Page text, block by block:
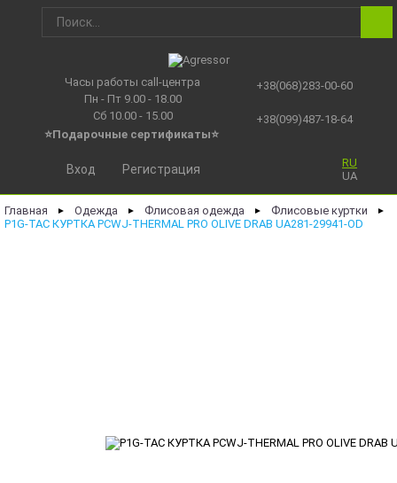
Часы работы call-центра
Пн - Пт 9.00 - 18.00
Сб 10.00 - 15.00
⭐Подарочные сертификаты⭐
+38(068)283-00-60
+38(099)487-18-64
RU
UA
Вход Регистрация
Главная ► Одежда ► Флисовая одежда ► Флисовые куртки ►
P1G-TAC КУРТКА PCWJ-THERMAL PRO OLIVE DRAB UA281-29941-OD